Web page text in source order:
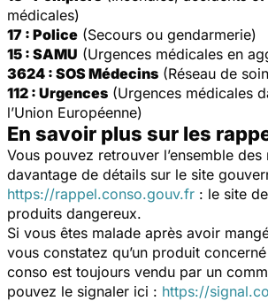
médicales)
17 : Police (Secours ou gendarmerie)
15 : SAMU (Urgences médicales en
3624 : SOS Médecins (Réseau de
112 : Urgences (Urgences médicales
l’Union Européenne)
En savoir plus sur les
Vous pouvez retrouver l’ensemble
davantage de détails sur le site
https://rappel.conso.gouv.fr : le site
produits dangereux.
Si vous êtes malade après avoir
vous constatez qu’un produit
conso est toujours vendu par un
pouvez le signaler ici : https://